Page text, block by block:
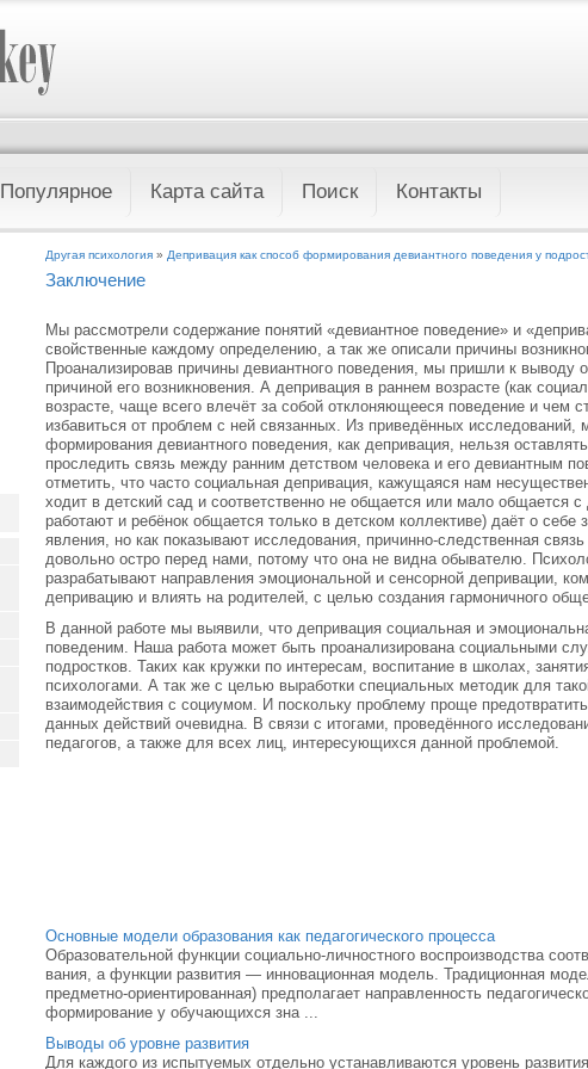
Популярное Карта сайта Поиск Контакты
Другая психология » Депривация как способ формирования девиантного поведения у
Заключение
Мы рассмотрели содержание понятий «девиантное поведение» и
свойственные каждому определению, а так же описали причины
Проанализировав причины девиантного поведения, мы пришли к выводу
причиной его возникновения. А депривация в раннем возрасте (как
возрасте, чаще всего влечёт за собой отклоняющееся поведение и чем
избавиться от проблем с ней связанных. Из приведённых исследований,
формирования девиантного поведения, как депривация, нельзя
проследить связь между ранним детством человека и его девиантным
отметить, что часто социальная депривация, кажущаяся нам
ходит в детский сад и соответственно не общается или мало общается
работают и ребёнок общается только в детском коллективе) даёт о
явления, но как показывают исследования, причинно-следственная
довольно остро перед нами, потому что она не видна обывателю.
разрабатывают направления эмоциональной и сенсорной депривации,
депривацию и влиять на родителей, с целью создания гармоничного
В данной работе мы выявили, что депривация социальная и
поведеним. Наша работа может быть проанализирована социальными
подростков. Таких как кружки по интересам, воспитание в школах,
психологами. А так же с целью выработки специальных методик для
взаимодействия с социумом. И поскольку проблему проще
данных действий очевидна. В связи с итогами, проведённого
педагогов, а также для всех лиц, интересующихся данной проблемой.
Основные модели образования как педагогического процесса
Образовательной функции социально-личностного вос­производства
вания, а функции развития — инновационная модель. Традиционная
предметно-ориентированная) предполагает направленность
формирование у обучающихся зна ...
Выводы об уровне развития
Для каждого из испытуемых отдельно устанавливаются уровень